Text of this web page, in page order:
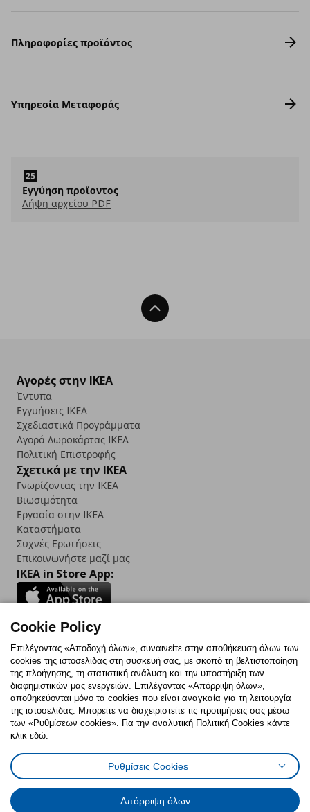
Πληροφορίες προϊόντος
Υπηρεσία Μεταφοράς
Εγγύηση προϊοντος
Λήψη αρχείου PDF
Back To Top
Αγορές στην IKEA
Έντυπα
Εγγυήσεις IKEA
Σχεδιαστικά Προγράμματα
Αγορά Δωρoκάρτας IKEA
Πολιτική Επιστροφής
Σχετικά με την IKEA
Γνωρίζοντας την IKEA
Βιωσιμότητα
Εργασία στην IKEA
Καταστήματα
Συχνές Ερωτήσεις
Επικοινωνήστε μαζί μας
IKEA in Store App:
Follow us:
FacebookInstagram
TikTokYoutubePinterestTwitter
Πολιτική CookiesΔήλωση ψηφιακής προσβασιμότητας
Ρυθμίσεις cookiesΌροι Χρήσης
Γενική Πολιτική Προσωπικών Δεδομένων
Πολιτική Προσωπικών Δεδομένων για ΙΚΕΑ.gr
Cookie Policy
Επιλέγοντας «Αποδοχή όλων», συναινείτε στην αποθήκευση όλων των
cookies της ιστοσελίδας στη συσκευή σας, με σκοπό τη βελτιστοποίηση
της πλοήγησης, τη στατιστική ανάλυση και την υποστήριξη των
διαφημιστικών μας ενεργειών. Επιλέγοντας «Απόρριψη όλων»,
αποθηκεύονται μόνο τα cookies που είναι αναγκαία για τη λειτουργία
της ιστοσελίδας. Μπορείτε να διαχειριστείτε τις προτιμήσεις σας μέσω
των «Ρυθμίσεων cookies». Για την αναλυτική Πολιτική Cookies κάντε
κλικ εδώ.
Ρυθμίσεις Cookies
Απόρριψη όλων